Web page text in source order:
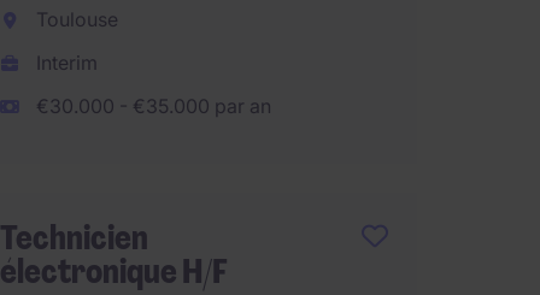
Toulouse
Interim
€30.000 - €35.000 par an
Technicien
électronique H/F